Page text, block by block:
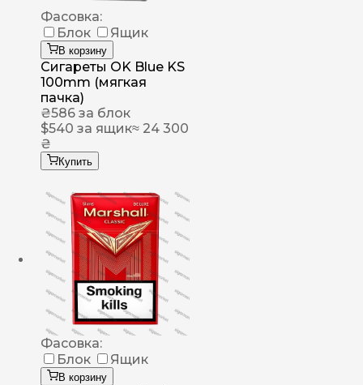
Фасовка:
Блок
Ящик
В корзину
Сигареты OK Blue KS
100mm (мягкая
пачка)
₴586 за блок
$540 за ящик≈ 24 300
₴
Купить
Фасовка:
Блок
Ящик
В корзину